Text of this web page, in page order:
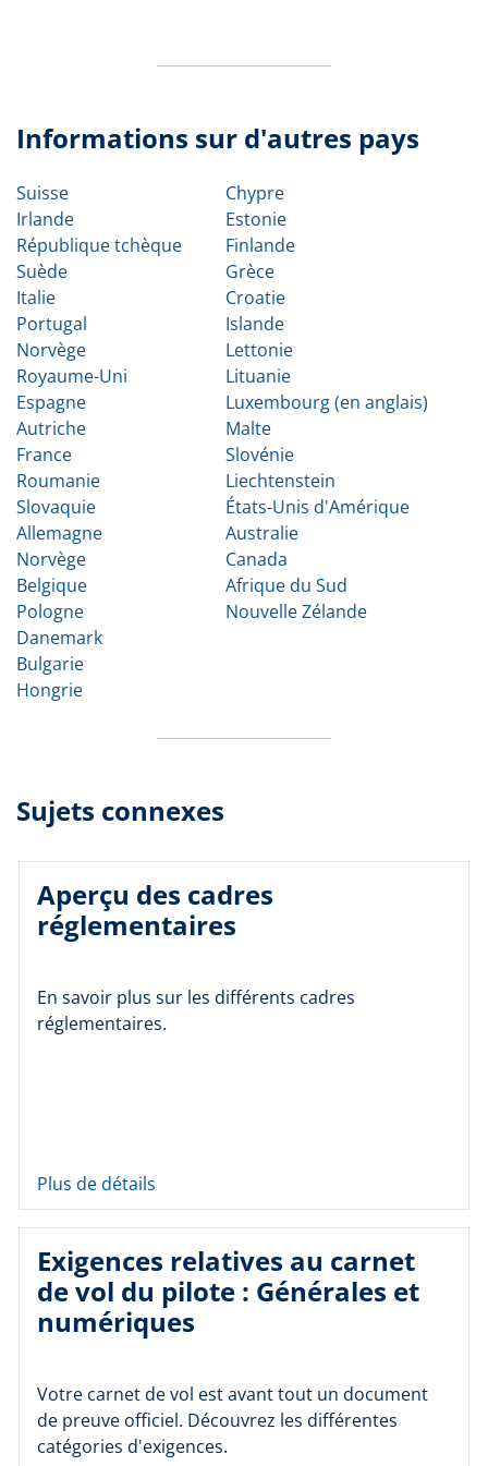
Informations sur d'autres pays
Suisse
Irlande
République tchèque
Suède
Italie
Portugal
Norvège
Royaume-Uni
Espagne
Autriche
France
Roumanie
Slovaquie
Allemagne
Norvège
Belgique
Pologne
Danemark
Bulgarie
Hongrie
Chypre
Estonie
Finlande
Grèce
Croatie
Islande
Lettonie
Lituanie
Luxembourg (en anglais)
Malte
Slovénie
Liechtenstein
États-Unis d'Amérique
Australie
Canada
Afrique du Sud
Nouvelle Zélande
Sujets connexes
Aperçu des cadres
réglementaires
En savoir plus sur les différents cadres
réglementaires.
Plus de détails
Exigences relatives au carnet
de vol du pilote : Générales et
numériques
Votre carnet de vol est avant tout un document
de preuve officiel. Découvrez les différentes
catégories d'exigences.